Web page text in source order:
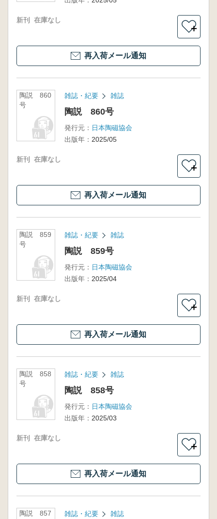
新刊 在庫なし
＋
再入荷メール通知
陶説 860
号
雑誌・紀要 雑誌
陶説 860号
発行元： 日本陶磁協会
出版年： 2025/05
新刊 在庫なし
＋
再入荷メール通知
陶説 859
号
雑誌・紀要 雑誌
陶説 859号
発行元： 日本陶磁協会
出版年： 2025/04
新刊 在庫なし
＋
再入荷メール通知
陶説 858
号
雑誌・紀要 雑誌
陶説 858号
発行元： 日本陶磁協会
出版年： 2025/03
新刊 在庫なし
＋
再入荷メール通知
陶説 857
雑誌・紀要 雑誌